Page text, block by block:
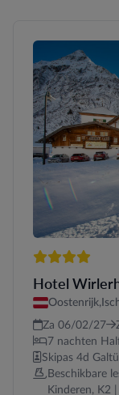
4 sterren
Hotel
Oostenrijk,
Za 06/02/27
7 nachten
Skipas 4d
Beschikbare
Kinderen, K2